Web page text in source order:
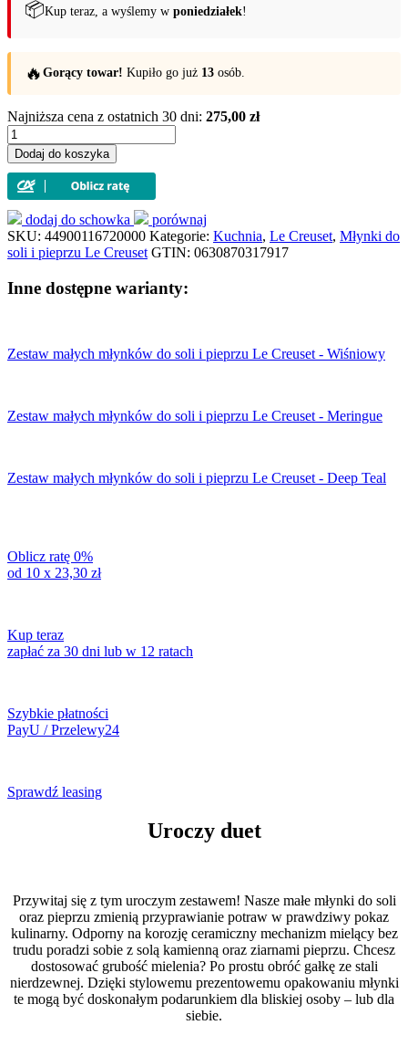
📦Kup teraz, a wyślemy w poniedziałek!
🔥 Gorący towar! Kupiło go już 13 osób.
Najniższa cena z ostatnich 30 dni: 275,00 zł
ilość
Zestaw
małych
młynków
do
soli
i
pieprzu
Le
Creuset
-
Dodaj do koszyka
dodaj do schowka
porównaj
SKU: 44900116720000 Kategorie: Kuchnia, Le Creuset, Młynki do
soli i pieprzu Le Creuset GTIN: 0630870317917
Inne dostępne warianty:
Zestaw małych młynków do soli i pieprzu Le Creuset - Wiśniowy
Zestaw małych młynków do soli i pieprzu Le Creuset - Meringue
Zestaw małych młynków do soli i pieprzu Le Creuset - Deep Teal
Oblicz ratę 0%
od 10 x 23,30 zł
Kup teraz
zapłać za 30 dni lub w 12 ratach
Szybkie płatności
PayU / Przelewy24
Sprawdź leasing
Uroczy duet
Przywitaj się z tym uroczym zestawem! Nasze małe młynki do soli
oraz pieprzu zmienią przyprawianie potraw w prawdziwy pokaz
kulinarny. Odporny na korozję ceramiczny mechanizm mielący bez
trudu poradzi sobie z solą kamienną oraz ziarnami pieprzu. Chcesz
dostosować grubość mielenia? Po prostu obróć gałkę ze stali
nierdzewnej. Dzięki stylowemu prezentowemu opakowaniu młynki
te mogą być doskonałym podarunkiem dla bliskiej osoby – lub dla
siebie.